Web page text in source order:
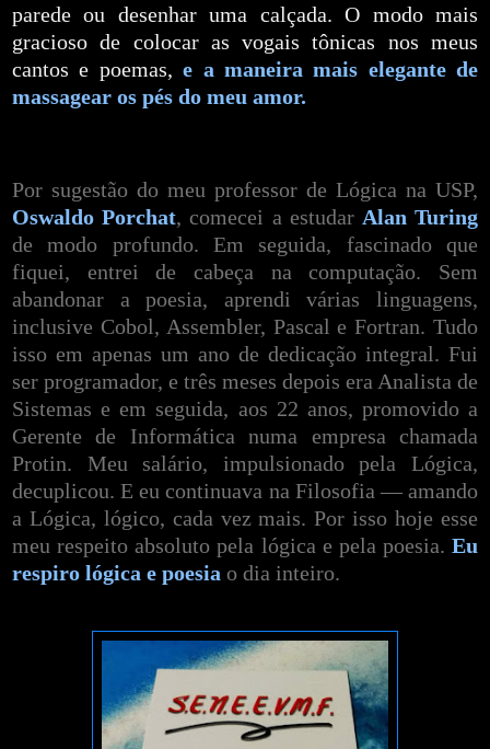
parede ou desenhar uma calçada. O modo mais
gracioso de colocar as vogais tônicas nos meus
cantos e poemas,e a maneira mais elegante de
massagear os pés do meu amor.
Por sugestão do meu professor de Lógica na USP,
Oswaldo Porchat, comecei a estudar Alan Turing
de modo profundo. Em seguida, fascinado que
fiquei, entrei de cabeça na computação. Sem
abandonar a poesia, aprendi várias linguagens,
inclusive Cobol, Assembler, Pascal e Fortran. Tudo
isso em apenas um ano de dedicação integral. Fui
ser programador, e três meses depois era Analista de
Sistemas e em seguida, aos 22 anos, promovido a
Gerente de Informática numa empresa chamada
Protin. Meu salário, impulsionado pela Lógica,
decuplicou. E eu continuava na Filosofia — amando
a Lógica, lógico, cada vez mais. Por isso hoje esse
meu respeito absoluto pela lógica e pela poesia. Eu
respiro lógica e poesia o dia inteiro.